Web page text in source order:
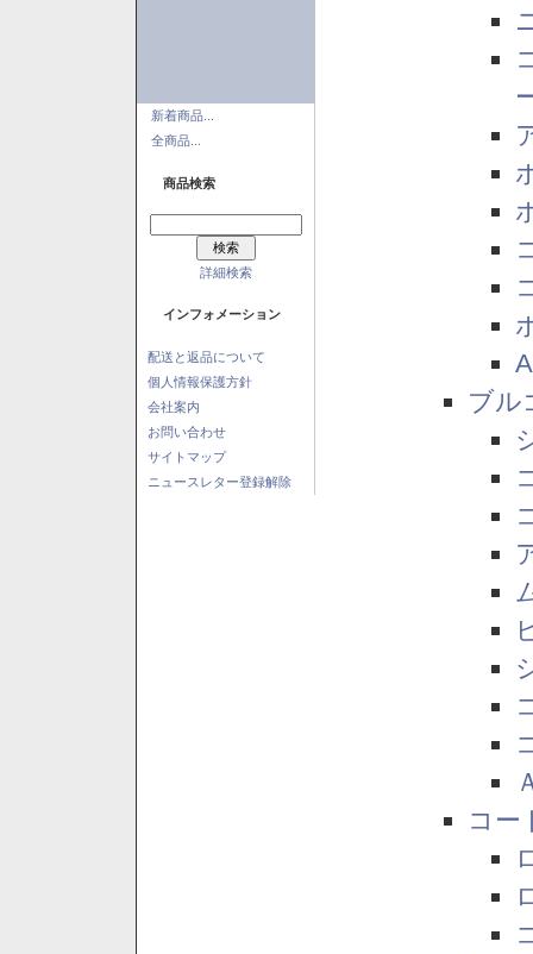
新着商品...
全商品...
商品検索
詳細検索
インフォメーション
配送と返品について
個人情報保護方針
会社案内
お問い合わせ
サイトマップ
ニュースレター登録解除
ブル
コー